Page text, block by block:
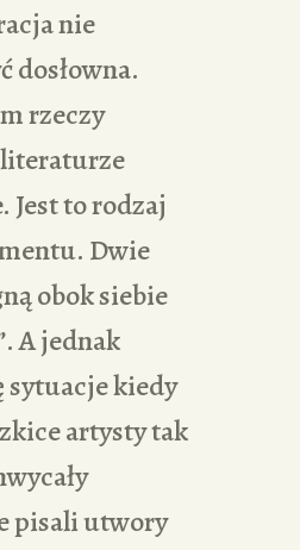
nie
dosłowna.
rzeczy
Jest to rodzaj
Dwie
obok siebie
A jednak
sytuacje kiedy
artysty tak
pisali utwory